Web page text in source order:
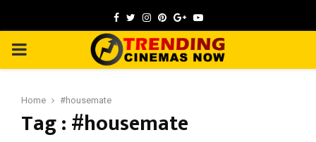
Facebook
TwitterInstagram
Pinterest
GoogleYoutube
PRIMARY
Home #housemate
Tag : #housemate